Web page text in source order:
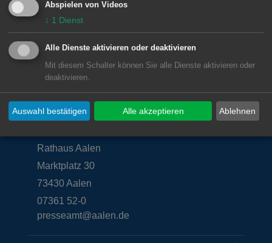
Unsere Anschrift
Rathaus Aalen
Marktplatz 30
73430Aalen
07361 52-0
presseamt@aalen.de
Abspielen von Videos
↓ 1 Dienst
Alle Dienste aktivieren oder deaktivieren
Mit diesem Schalter können Sie alle Dienste aktivieren oder
deaktivieren.
Ablehnen
Auswahl bestätigen Alle akzeptieren